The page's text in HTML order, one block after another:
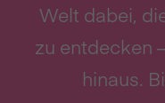
Welt dabei,
zu entdecken
hinaus.